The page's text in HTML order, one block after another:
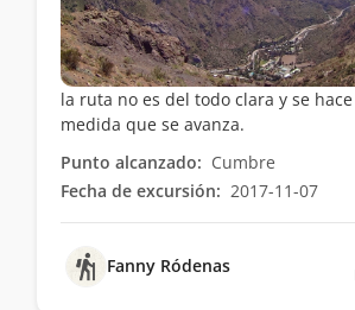
la ruta no es del todo clara y se
medida que se avanza.
Punto alcanzado: Cumbre
Fecha de excursión: 2017-11-07
Fanny Ródenas